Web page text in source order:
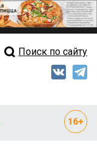
выпуск
Поиск по сайту